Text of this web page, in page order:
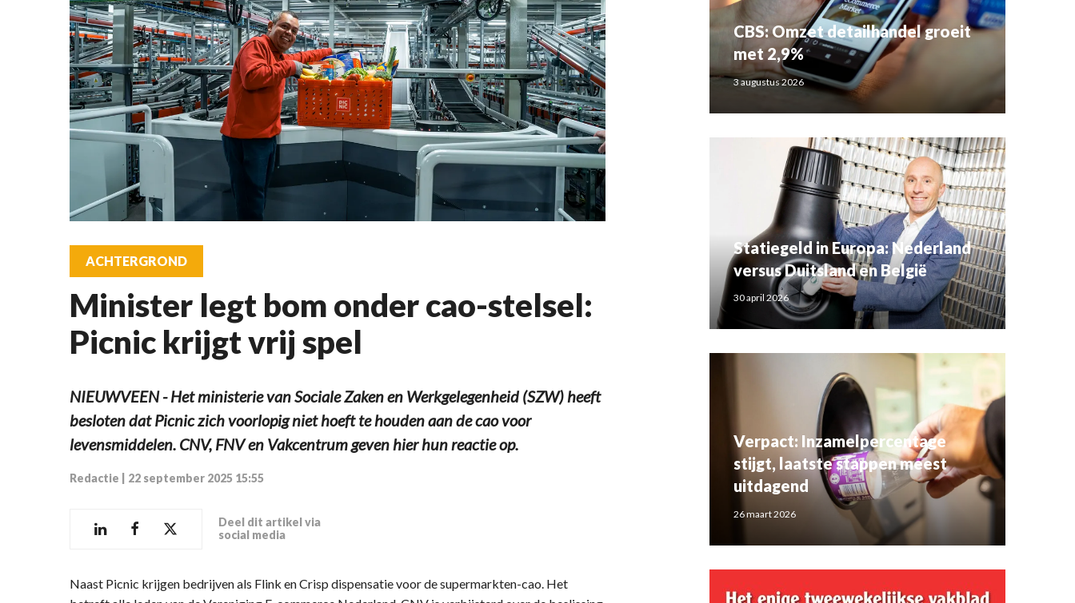
ACHTERGROND
Minister legt bom onder cao-stelsel:
Picnic krijgt vrij spel
NIEUWVEEN - Het ministerie van Sociale Zaken en Werkgelegenheid (SZW) heeft
besloten dat Picnic zich voorlopig niet hoeft te houden aan de cao voor
levensmiddelen. CNV, FNV en Vakcentrum geven hier hun reactie op.
Redactie 22 september 2025 15:55
Deel dit artikel via
social media
Naast Picnic krijgen bedrijven als Flink en Crisp dispensatie voor de supermarkten-cao. Het
CBS: Omzet detailhandel groeit
met 2,9%
3 augustus 2026
Statiegeld in Europa: Nederland
versus Duitsland en België
30 april 2026
Verpact: Inzamelpercentage
stijgt, laatste stappen meest
uitdagend
26 maart 2026